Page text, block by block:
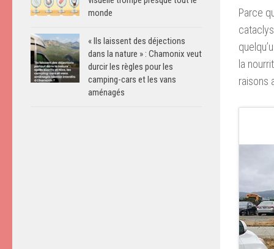
Parce
la
raisons
monde
« Ils laissent des déjections
dans la nature » : Chamonix veut
durcir les règles pour les
camping-cars et les vans
aménagés